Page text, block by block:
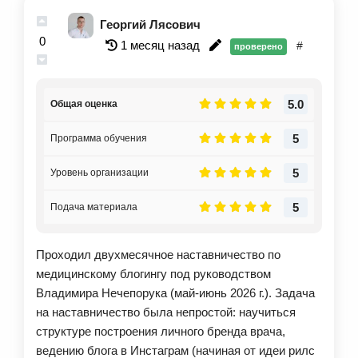
0
Георгий Лясович
1 месяц назад
проверено #
5.0
Общая оценка
5
Программа обучения
5
Уровень организации
5
Подача материала
Проходил двухмесячное наставничество по
медицинскому блогингу под руководством
Владимира Нечепорука (май-июнь 2026 г.). Задача
на наставничество была непростой: научиться
структуре построения личного бренда врача,
ведению блога в Инстаграм (начиная от идеи рилс